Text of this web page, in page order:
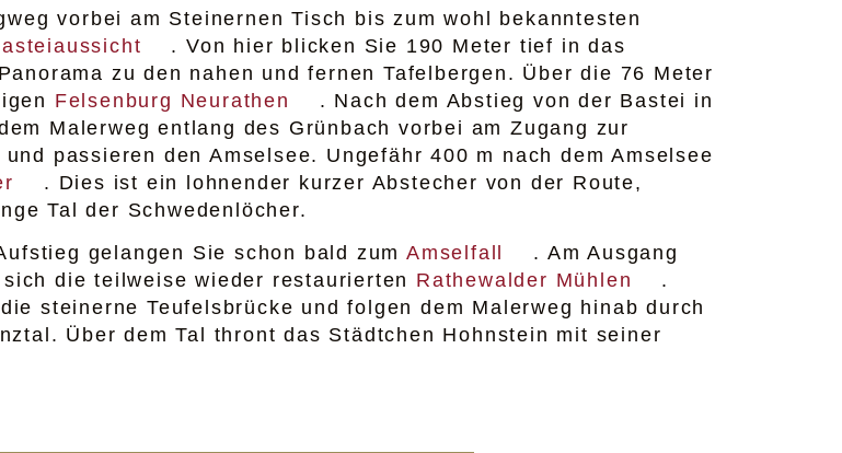
vorbei am Steinernen Tisch bis zum wohl bekanntesten
. Von hier blicken Sie 190 Meter tief in das
zu den nahen und fernen Tafelbergen. Über die 76 Meter
Felsenburg Neurathen
. Nach dem Abstieg von der Bastei in
Malerweg entlang des Grünbach vorbei am Zugang zur
passieren den Amselsee. Ungefähr 400 m nach dem Amselsee
. Dies ist ein lohnender kurzer Abstecher von der Route,
Tal der Schwedenlöcher.
gelangen Sie schon bald zum Amselfall
. Am Ausgang
die teilweise wieder restaurierten Rathewalder Mühlen
.
steinerne Teufelsbrücke und folgen dem Malerweg hinab durch
Über dem Tal thront das Städtchen Hohnstein mit seiner